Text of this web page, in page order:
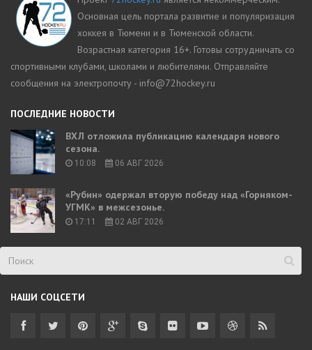
Основная цель портала развитие и популяризация
хоккея в Тюмени и в Тюменской области.
Возрастная категория 16+. Готовы сотрудничать со
спортивными клубами, школами и любителями. Отправляйте
сообщения на электропочту - info@72hockey.ru
ПОСЛЕДНИЕ НОВОСТИ
ВХЛ отложила публикацию календаря нового
сезона.
10:08 06 АВГ 2026
«Рубин» одержал вторую победу над «Горняком-
УГМК» в межсезонье.
17:11 02 АВГ 2026
НАШИ СОЦСЕТИ